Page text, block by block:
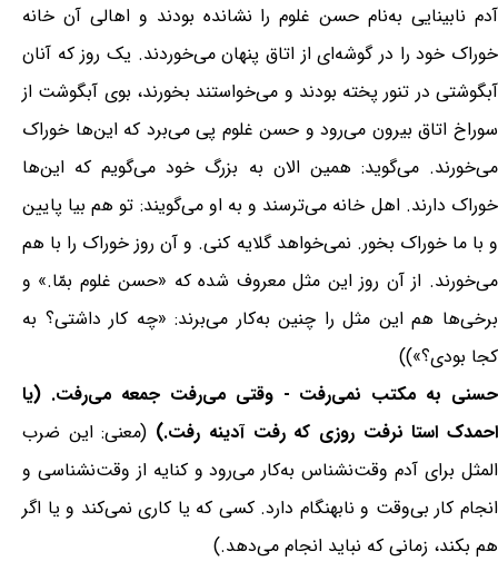
آدم نابینایی به‌نام حسن غلوم را نشانده بودند و اهالی آن خانه
خوراک خود را در گوشه‌ای از اتاق پنهان می‌خوردند. یک روز که آنان
آبگوشتی در تنور پخته بودند و می‌خواستند بخورند، بوی آبگوشت از
سوراخ اتاق بیرون می‌رود و حسن غلوم پی می‌برد که این‌ها خوراک
می‌خورند. می‌گوید: همین الان به بزرگ خود می‌گویم که این‌ها
خوراک دارند. اهل خانه می‌ترسند و به او می‌گویند: تو هم بیا پایین
و با ما خوراک بخور. نمی‌خواهد گلایه کنی. و آن روز خوراک را با هم
می‌خورند. از آن روز این مثل معروف شده که «حسن غلوم بمّا.» و
برخی‌ها هم این مثل را چنین به‌کار می‌برند: «چه کار داشتی؟ به
کجا بودی؟»))
حسنی به مکتب نمی‌رفت - وقتی می‌رفت جمعه می‌رفت. (یا
احمدک استا نرفت روزی که رفت آدینه رفت.) (معنی: این ضرب
المثل برای آدم وقت‌نشناس به‌کار می‌رود و کنایه از وقت‌نشناسی و
انجام کار بی‌وقت و نابهنگام دارد. کسی که یا کاری نمی‌کند و یا اگر
هم بکند، زمانی که نباید انجام می‌دهد.)